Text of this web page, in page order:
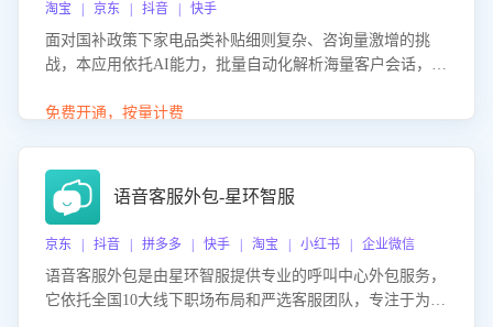
淘宝 | 京东 | 抖音 | 快手
面对国补政策下家电品类补贴细则复杂、咨询量激增的挑
战，本应用依托AI能力，批量自动化解析海量客户会话，精
购买意向，深度洞察决策动因。同时全面评估客服团队政策
度、客服转化能力及销售业绩。
免费开通，按量计费
语音客服外包-星环智服
京东 | 抖音 | 拼多多 | 快手 | 淘宝 | 小红书 | 企业微信
语音客服外包是由星环智服提供专业的呼叫中心外包服务，
它依托全国10大线下职场布局和严选客服团队，专注于为企